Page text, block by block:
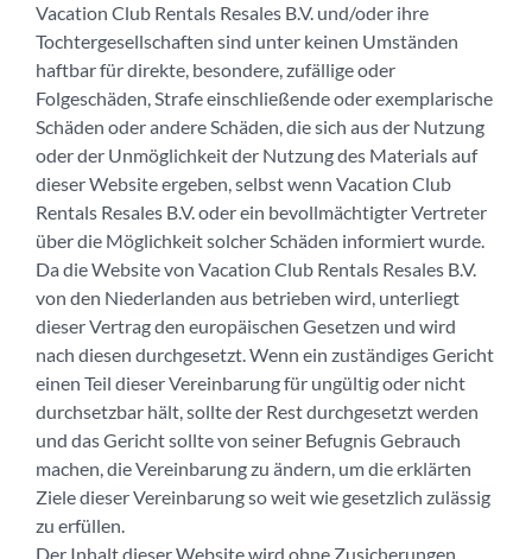
Vacation Club Rentals Resales B.V. und/oder ihre
Tochtergesellschaften sind unter keinen Umständen
haftbar für direkte, besondere, zufällige oder
Folgeschäden, Strafe einschließende oder exemplarische
Schäden oder andere Schäden, die sich aus der Nutzung
oder der Unmöglichkeit der Nutzung des Materials auf
dieser Website ergeben, selbst wenn Vacation Club
Rentals Resales B.V. oder ein bevollmächtigter Vertreter
über die Möglichkeit solcher Schäden informiert wurde.
Da die Website von Vacation Club Rentals Resales B.V.
von den Niederlanden aus betrieben wird, unterliegt
dieser Vertrag den europäischen Gesetzen und wird
nach diesen durchgesetzt. Wenn ein zuständiges Gericht
einen Teil dieser Vereinbarung für ungültig oder nicht
durchsetzbar hält, sollte der Rest durchgesetzt werden
und das Gericht sollte von seiner Befugnis Gebrauch
machen, die Vereinbarung zu ändern, um die erklärten
Ziele dieser Vereinbarung so weit wie gesetzlich zulässig
zu erfüllen.
Der Inhalt dieser Website wird ohne Zusicherungen